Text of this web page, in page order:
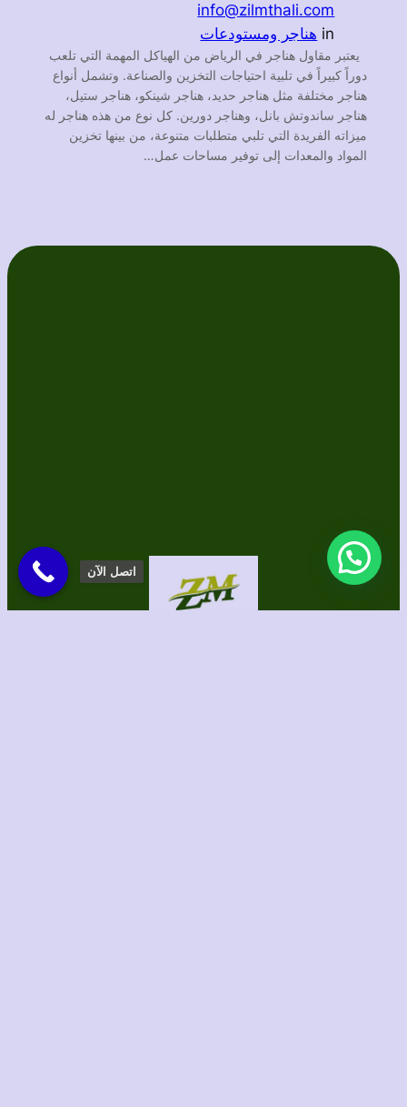
info@zilmthali.com
in هناجر ومستودعات
يعتبر مقاول هناجر في الرياض من الهياكل المهمة التي تلعب
دوراً كبيراً في تلبية احتياجات التخزين والصناعة. وتشمل أنواع
هناجر مختلفة مثل هناجر حديد، هناجر شينكو، هناجر ستيل،
هناجر ساندوتش بانل، وهناجر دورين. كل نوع من هذه هناجر له
ميزاته الفريدة التي تلبي متطلبات متنوعة، من بينها تخزين
المواد والمعدات إلى توفير مساحات عمل…
اتصل الآن